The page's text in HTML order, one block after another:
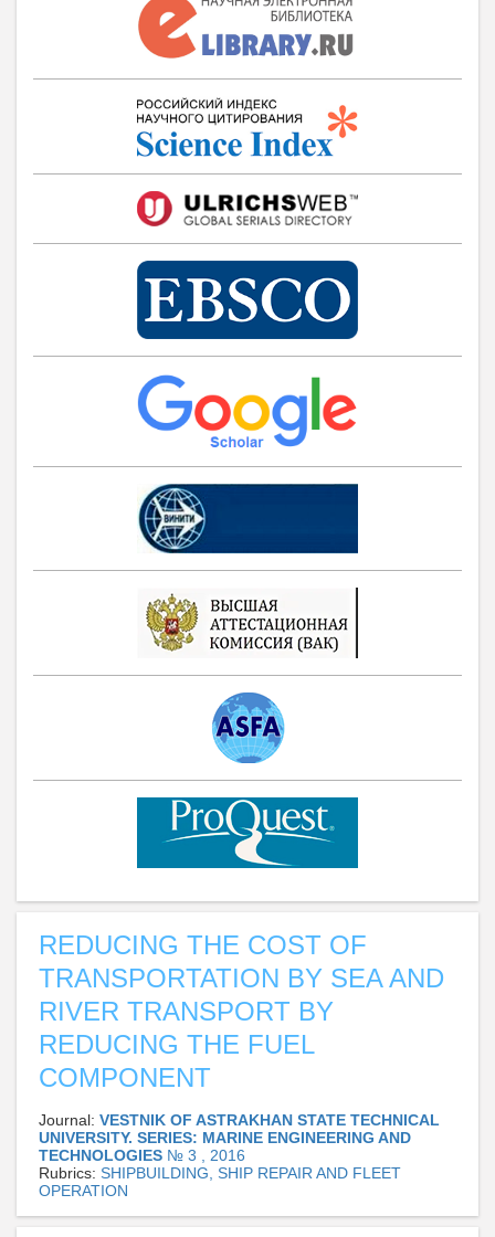
REDUCING THE COST OF
TRANSPORTATION BY SEA AND
RIVER TRANSPORT BY
REDUCING THE FUEL
COMPONENT
Journal: VESTNIK OF ASTRAKHAN STATE TECHNICAL
UNIVERSITY. SERIES: MARINE ENGINEERING AND
TECHNOLOGIES № 3 , 2016
Rubrics: SHIPBUILDING, SHIP REPAIR AND FLEET
OPERATION